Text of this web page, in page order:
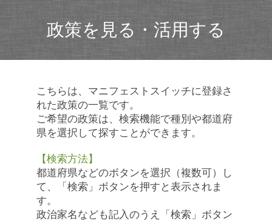
政策を見る・活用する
こちらは、マニフェストスイッチに登録さ
れた政策の一覧です。
ご希望の政策は、検索機能で種別や都道府
県を選択して探すことができます。
【検索方法】
都道府県などのボタンを選択（複数可）し
て、「検索」ボタンを押すと表示されま
す。
政治家名なども記入のうえ「検索」ボタン